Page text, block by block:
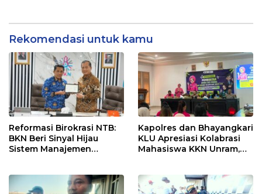
Rekomendasi untuk kamu
Reformasi Birokrasi NTB:
BKN Beri Sinyal Hijau
Sistem Manajemen
Kapolres dan Bhayangkari
KLU Apresiasi Kolabrasi
Mahasiswa KKN Unram,